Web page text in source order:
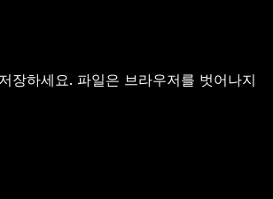
장하세요. 파일은 브라우저를 벗어나지